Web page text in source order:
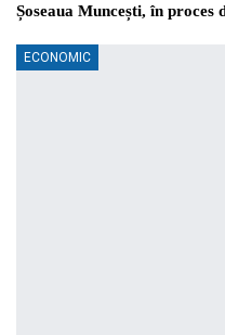
Șoseaua Muncești, în
ECONOMIC